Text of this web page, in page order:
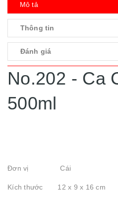
Mô tả
Thông tin
Đánh giá
No.202 - Ca
500ml
Đơn vị Cái
Kích thước 12 x 9 x 16 cm